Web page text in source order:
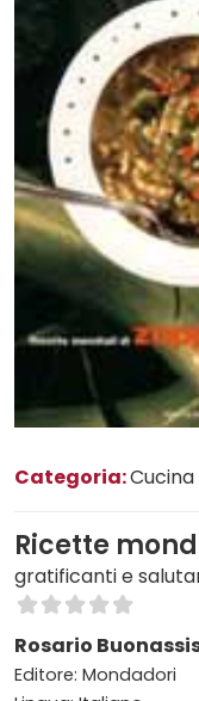
Categoria:Cucina
Ricette
gratificanti e
Rosario
Editore: Mondadori